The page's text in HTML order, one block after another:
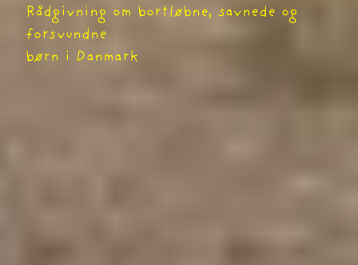
Rådgivning om bortløbne, savnede og
forsvundne
børn i Danmark